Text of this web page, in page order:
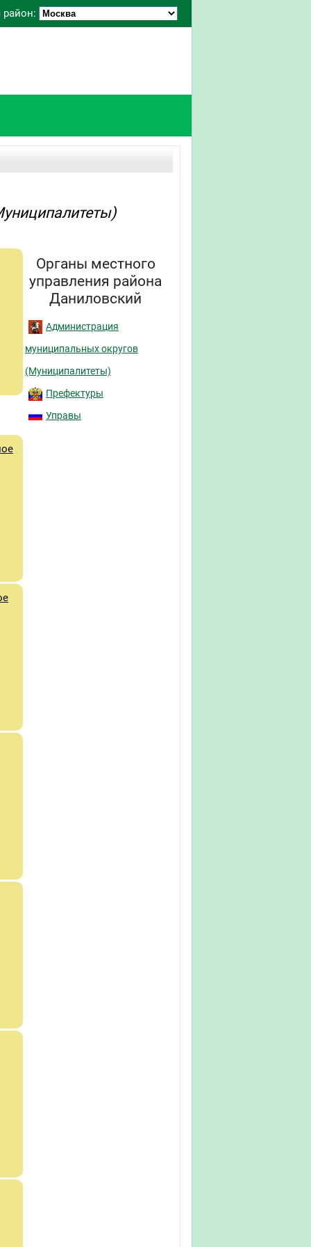
район:
Органы местного
управления района
Даниловский
Администрация
муниципальных округов
(Муниципалитеты)
Префектуры
Управы